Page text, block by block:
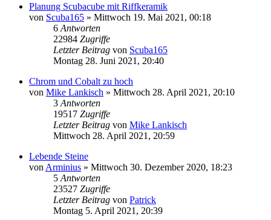
Planung Scubacube mit Riffkeramik
von Scuba165 » Mittwoch 19. Mai 2021, 00:18
6 Antworten
22984 Zugriffe
Letzter Beitrag von Scuba165
Montag 28. Juni 2021, 20:40
Chrom und Cobalt zu hoch
von Mike Lankisch » Mittwoch 28. April 2021, 20:10
3 Antworten
19517 Zugriffe
Letzter Beitrag von Mike Lankisch
Mittwoch 28. April 2021, 20:59
Lebende Steine
von Arminius » Mittwoch 30. Dezember 2020, 18:23
5 Antworten
23527 Zugriffe
Letzter Beitrag von Patrick
Montag 5. April 2021, 20:39